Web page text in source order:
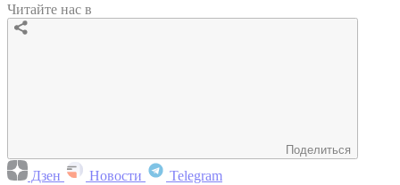
Читайте нас в
Поделиться
Дзен Новости Telegram